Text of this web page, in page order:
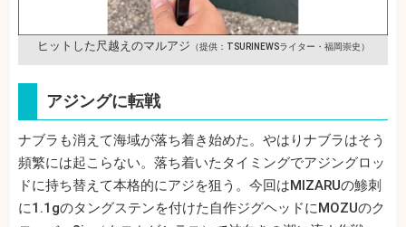
ヒットした尺越えのマルアジ （提供：TSURINEWSライター・福岡崇史）
アジングに転戦
ナブラも消えて海域が落ち着き始めた。やはりナブラはそう
頻繁には起こらない。落ち着いたタイミングでアジングロッ
ドに持ち替えて本格的にアジを狙う。今回はMIZARUの鯵刺
に1.1gのタングステンを付けた自作ジグヘッドにMOZUのク